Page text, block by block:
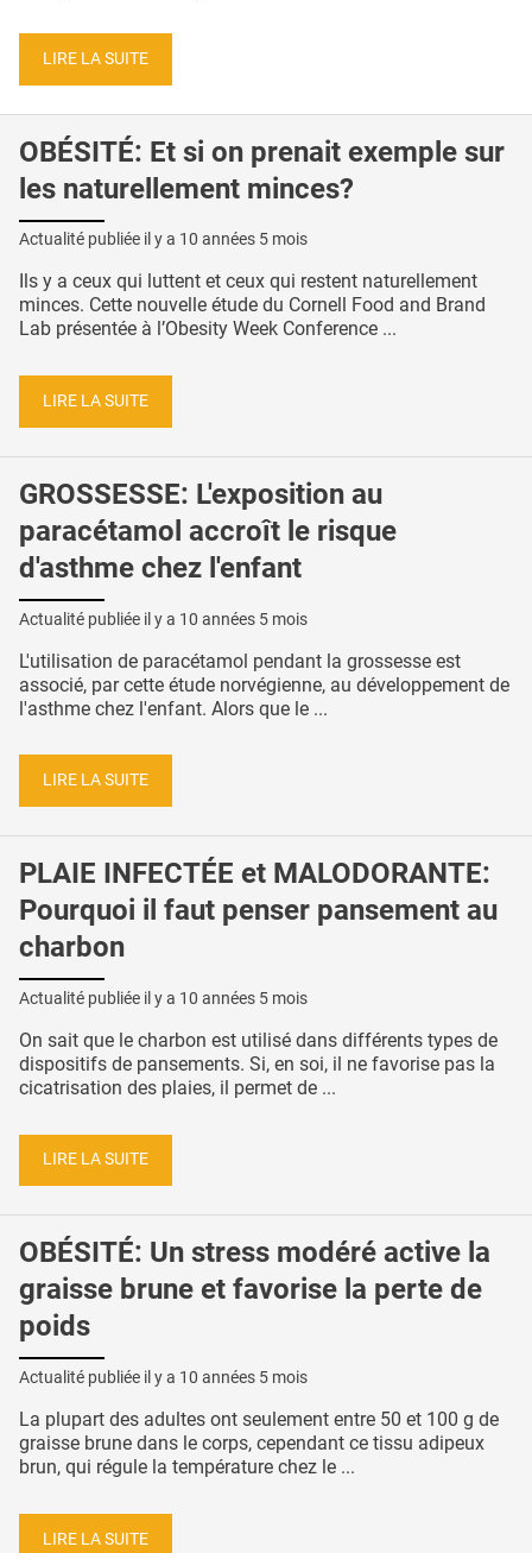
LIRE LA SUITE
OBÉSITÉ: Et si on prenait exemple sur
les naturellement minces?
Actualité publiée il y a 10 années 5 mois
Ils y a ceux qui luttent et ceux qui restent naturellement
minces. Cette nouvelle étude du Cornell Food and Brand
Lab présentée à l’Obesity Week Conference ...
LIRE LA SUITE
GROSSESSE: L'exposition au
paracétamol accroît le risque
d'asthme chez l'enfant
Actualité publiée il y a 10 années 5 mois
L'utilisation de paracétamol pendant la grossesse est
associé, par cette étude norvégienne, au développement de
l'asthme chez l'enfant. Alors que le ...
LIRE LA SUITE
PLAIE INFECTÉE et MALODORANTE:
Pourquoi il faut penser pansement au
charbon
Actualité publiée il y a 10 années 5 mois
On sait que le charbon est utilisé dans différents types de
dispositifs de pansements. Si, en soi, il ne favorise pas la
cicatrisation des plaies, il permet de ...
LIRE LA SUITE
OBÉSITÉ: Un stress modéré active la
graisse brune et favorise la perte de
poids
Actualité publiée il y a 10 années 5 mois
La plupart des adultes ont seulement entre 50 et 100 g de
graisse brune dans le corps, cependant ce tissu adipeux
brun, qui régule la température chez le ...
LIRE LA SUITE